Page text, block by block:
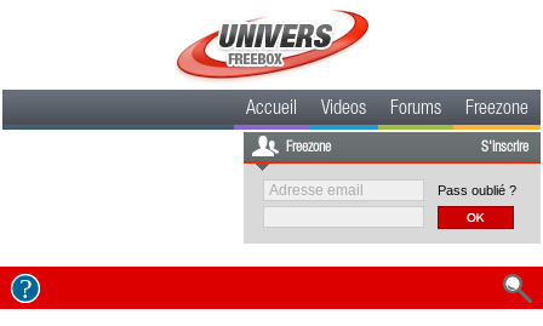
Accueil Videos Forums Freezone
Freezone S'inscrire
Pass oublié ?